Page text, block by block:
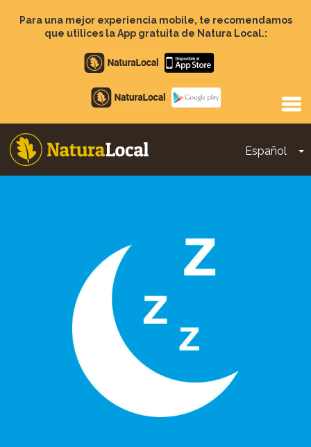
contenido
Para una mejor experiencia mobile, te recomendamos
que utilices la App gratuita de Natura Local.:
Apple
store
Google
Play
Español
Main